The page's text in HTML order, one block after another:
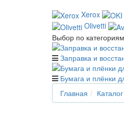
Xerox
Olivetti
Выбор по категориям
Заправка и
Бумага и плёнки
Главная